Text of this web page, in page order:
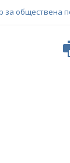
обществена